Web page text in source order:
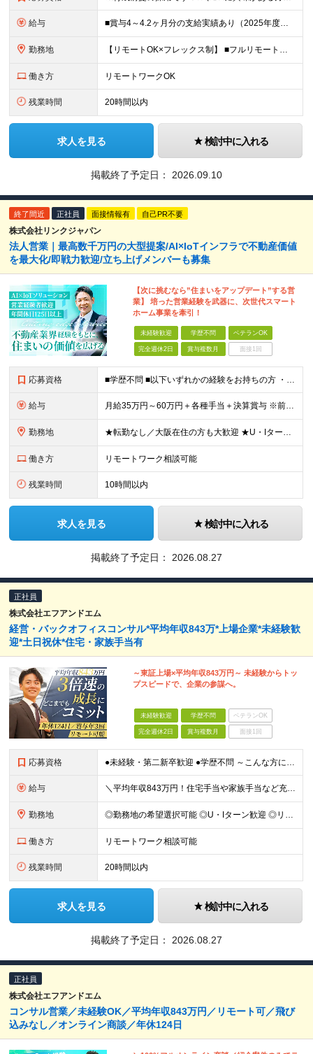
給与 ■賞与4～4.2ヶ月分の支給実績あり（2025年度） ■決算賞与も4年連続で支給 ■住宅手当月2万円 月給24万円～35万円＋賞与年2回(+決算賞与)＋諸手当 ┃豊富な手当と嬉しい待遇あり ━━━
勤務地 【リモートOK×フレックス制】 ■フルリモートもあり ■2025年12月移転の新しい築地オフィス ■転勤なし ＜本社＞ 東京都中央区明石町8-1聖路加タワー41階 （変更の範囲）当社関連勤務地
働き方 リモートワークOK
残業時間 20時間以内
求人を見る 検討中に入れる
掲載終了予定日： 2026.09.10
終了間近 正社員 面接情報有 自己PR不要
株式会社リンクジャパン
法人営業｜最高数千万円の大型提案/AI×IoTインフラで不動産価値
を最大化/即戦力歓迎/立ち上げメンバーも募集
【次に挑むなら”住まいをアップデート”する営
業】 培った営業経験を武器に、次世代スマート
ホーム事業を牽引！
未経験歓迎 学歴不問 ベテランOK
完全週休2日 賞与複数月 面接1回
応募資格 ■学歴不問 ■以下いずれかの経験をお持ちの方 ・法人営業経験がある方（最低5年以上） ・不動産業界経験があり、大阪支店の立ち上げに挑戦したい方（営業未経験でもOKです） ～このような方にオススメです
給与 月給35万円～60万円＋各種手当＋決算賞与 ※前職給与や経験・スキルを考慮の上、決定いたします。 ※3ヶ月の試用期間あり（期間中は契約社員雇用、給与等条件の変動なし）。 ※年齢や入社年数に関係なく、
勤務地 ★転勤なし／大阪在住の方も大歓迎 ★U・Iターン歓迎 ▼東京本社 東京都港区芝浦2-17-12 第四田町ビル2F/3F ▼福岡支店 福岡県福岡市博多区博多駅東2-9-5 池松ビル3F/4F ▼大
働き方 リモートワーク相談可能
残業時間 10時間以内
求人を見る 検討中に入れる
掲載終了予定日： 2026.08.27
正社員
株式会社エフアンドエム
経営・バックオフィスコンサル*平均年収843万*上場企業*未経験歓
迎*土日祝休*住宅・家族手当有
～東証上場×平均年収843万円～ 未経験からトッ
プスピードで、企業の参謀へ。
未経験歓迎 学歴不問 ベテランOK
完全週休2日 賞与複数月 面接1回
応募資格 ●未経験・第二新卒歓迎 ●学歴不問 ～こんな方にピッタリ～ ・一生モノの専門スキルを身につけたい方 ・自身の市場価値を高めたい方 ・チームで協力しながら業務に取り組みたい方 ・目標に向かって仕事に取
給与 ＼平均年収843万円！住宅手当や家族手当など充実した福利厚生／ 月給25万円〜40万円＋賞与年2回＋決算賞与 ■住宅手当について ・東京本社勤務／月6万6000円 ・大阪本社勤務／月4万4000円
勤務地 ◎勤務地の希望選択可能 ◎U・Iターン歓迎 ◎リモートワーク相談可能 ＜下記いずれかでの勤務です＞ ■大阪本社 大阪府吹田市江坂町1-23-38 F&Mビル ■東京本社 東京都中央区京橋1-2-5
働き方 リモートワーク相談可能
残業時間 20時間以内
求人を見る 検討中に入れる
掲載終了予定日： 2026.08.27
正社員
株式会社エフアンドエム
コンサル営業／未経験OK／平均年収843万円／リモート可／飛び
込みなし／オンライン商談／年休124日